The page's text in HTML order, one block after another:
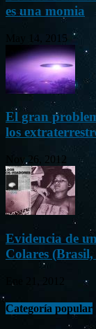
es una momia
May 14, 2015
El gran
los
Nov 26, 2012
Evidencia de
Colares (Brasil,
Categoría popular